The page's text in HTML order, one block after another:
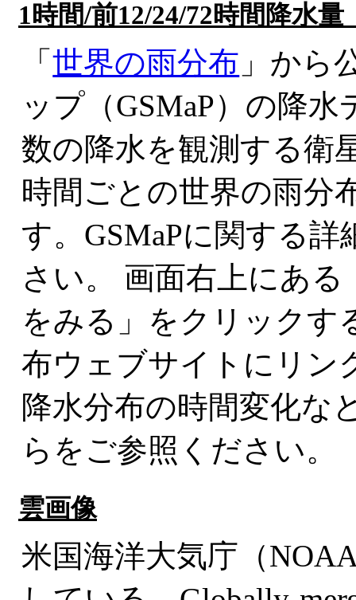
1時間/前12/24/72時間降水
「世界の雨分布 」から
ップ（GSMaP）の降
数の降水を観測する衛
時間ごとの世界の雨分
す。GSMaPに関する詳
さい。 画面右上にあ
をみる」をクリックす
布ウェブサイトにリン
降水分布の時間変化な
らをご参照ください。
雲画像
米国海洋大気庁（